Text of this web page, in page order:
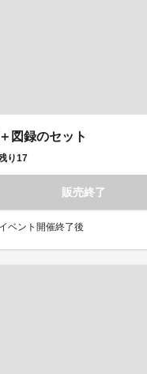
図録のセット
り17
販売終了
ベント開催終了後